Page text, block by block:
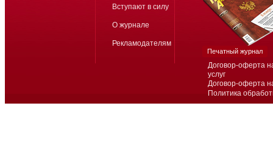
Договор-оферта
услуг
Договор-оферта
Политика
Вступают в силу
О журнале
Рекламодателям
Печатный журнал